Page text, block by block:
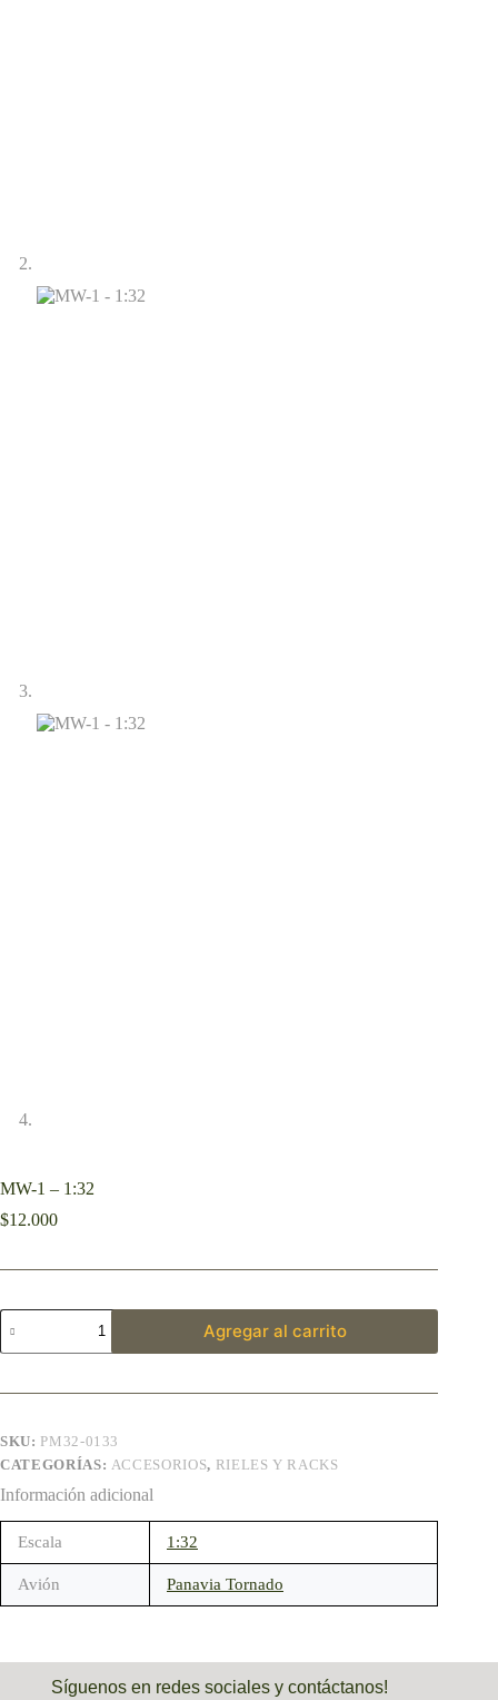
MW-1 – 1:32
$12.000
Agregar al carrito
SKU: PM32-0133
CATEGORÍAS: ACCESORIOS, RIELES Y RACKS
Información adicional
Escala 1:32
Avión Panavia Tornado
Síguenos en redes sociales y contáctanos!